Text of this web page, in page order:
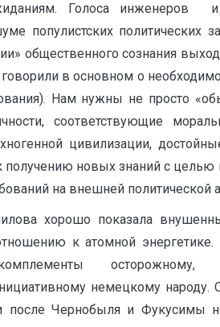
Голоса инженеров и
популистских политических
общественного сознания
в основном о
Нам нужны не просто
соответствующие
цивилизации,
получению новых знаний с
на внешней политической
хорошо показала
к атомной
осторожному,
немецкому народу.
после Чернобыля и Фукусимы